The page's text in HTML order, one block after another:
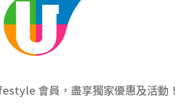
會員，盡享獨家優惠及活動！